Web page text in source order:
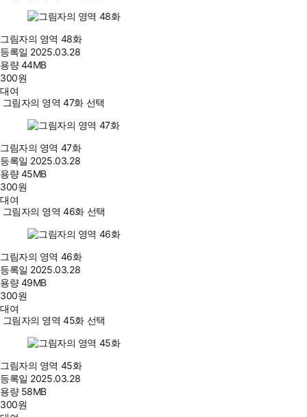
그림자의 영역 48화
등록일 2025.03.28
용량44MB
300원
대여
그림자의 영역 47화 선택
그림자의 영역 47화
등록일 2025.03.28
용량45MB
300원
대여
그림자의 영역 46화 선택
그림자의 영역 46화
등록일 2025.03.28
용량49MB
300원
대여
그림자의 영역 45화 선택
그림자의 영역 45화
등록일 2025.03.28
용량 58MB
300원